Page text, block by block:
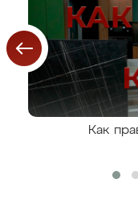
Как